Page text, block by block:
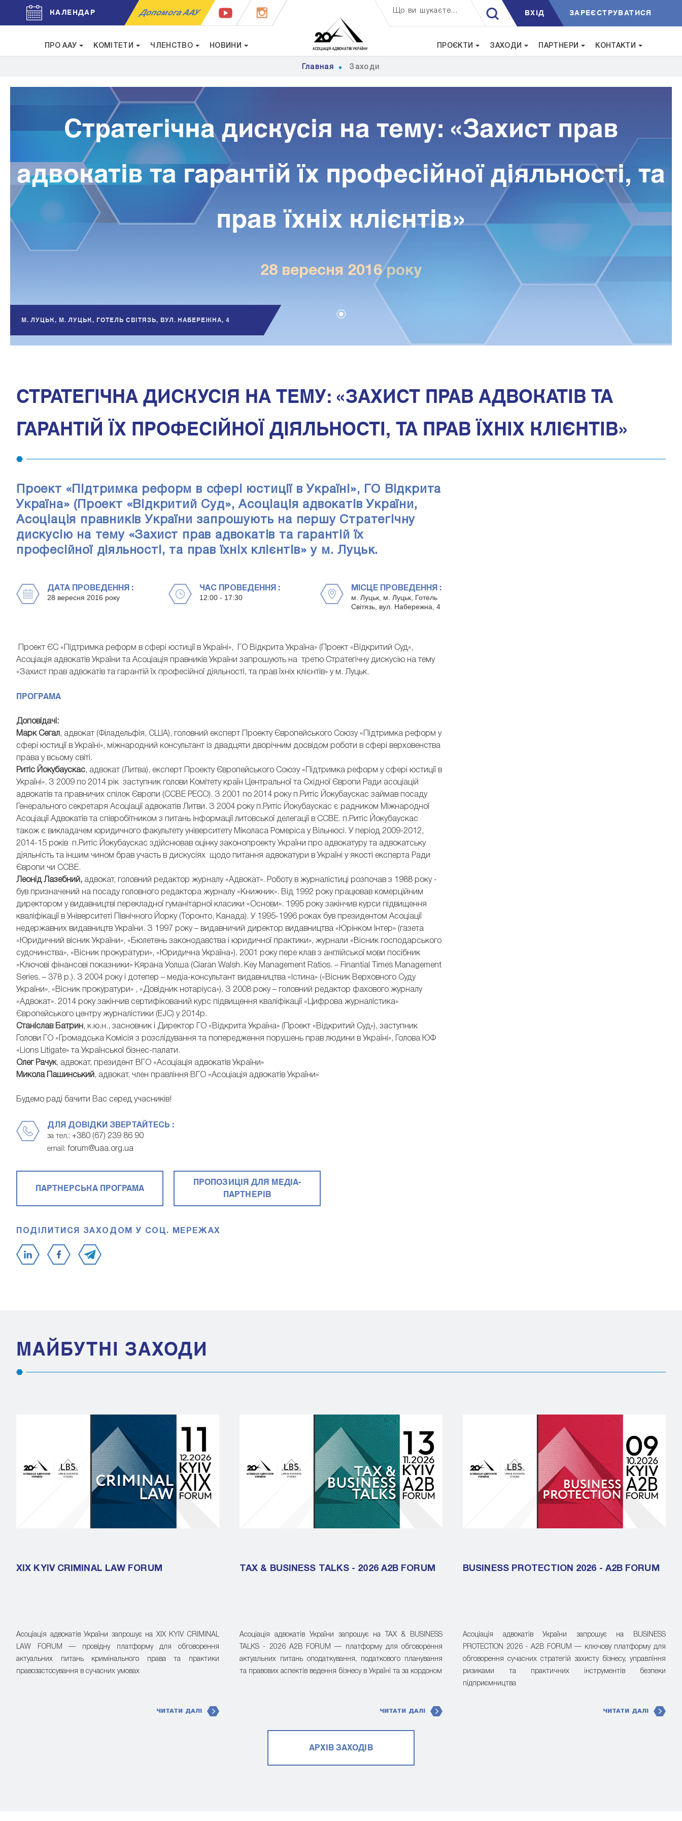
КАЛЕНДАР Допомога ААУ Що ви шукаєте... ВXIД ЗАРЕЄСТРУВАТИСЯ
ПРО ААУ КОМІТЕТИ ЧЛЕНСТВО НОВИНИ ПРОЄКТИ ЗАХОДИ ПАРТНЕРИ КОНТАКТИ
Главная Заходи
Стратегічна дискусія на тему: «Захист прав
адвокатів та гарантій їх професійної діяльності, та
прав їхніх клієнтів»
28 вересня 2016 року
М. ЛУЦЬК, М. ЛУЦЬК, ГОТЕЛЬ СВІТЯЗЬ, ВУЛ. НАБЕРЕЖНА, 4
СТРАТЕГІЧНА ДИСКУСІЯ НА ТЕМУ: «ЗАХИСТ ПРАВ АДВОКАТІВ ТА
ГАРАНТІЙ ЇХ ПРОФЕСІЙНОЇ ДІЯЛЬНОСТІ, ТА ПРАВ ЇХНІХ КЛІЄНТІВ»
Проект «Підтримка реформ в сфері юстиції в Україні», ГО Відкрита
Україна» (Проект «Відкритий Суд», Асоціація адвокатів України,
Асоціація правників України запрошують на першу Стратегічну
дискусію на тему «Захист прав адвокатів та гарантій їх
професійної діяльності, та прав їхніх клієнтів» у м. Луцьк.
ДАТА ПРОВЕДЕННЯ :
28 вересня 2016 року
ЧАС ПРОВЕДЕННЯ :
12:00 - 17:30
МІСЦЕ ПРОВЕДЕННЯ :
м. Луцьк, м. Луцьк, Готель
Світязь, вул. Набережна, 4
Проект ЄС «Підтримка реформ в сфері юстиції в Україні», ГО Відкрита Україна» (Проект «Відкритий Суд»,
Асоціація адвокатів України та Асоціація правників України запрошують на третю Стратегічну дискусію на тему
«Захист прав адвокатів та гарантій їх професійної діяльності, та прав їхніх клієнтів» у м. Луцьк.
ПРОГРАМА
Доповідачі:
Марк Сегал , адвокат (Філадельфія, США), головний експерт Проекту Європейського Союзу «Підтримка реформ у
сфері юстиції в Україні», міжнародний консультант із двадцяти дворічним досвідом роботи в сфері верховенства
права у всьому світі.
Ритіс Йокубаускас, адвокат (Литва), експерт Проекту Європейського Союзу «Підтримка реформ у сфері юстиції в
Україні». З 2009 по 2014 рік заступник голови Комітету країн Центральної та Східної Європи Ради асоціацій
адвокатів та правничих спілок Європи (CCBE PECO). З 2001 по 2014 року п.Ритіс Йокубаускас займав посаду
Генерального секретаря Асоціації адвокатів Литви. З 2004 року п.Ритіс Йокубаускас є радником Міжнародної
Асоціації Адвокатів та співробітником з питань інформації литовської делегації в CCBE. п.Ритіс Йокубаускас
також є викладачем юридичного факультету університету Міколаса Ромеріса у Вільнюсі. У період 2009-2012,
2014-15 років п.Ритіс Йокубаускас здійснював оцінку законопроекту України про адвокатуру та адвокатську
діяльність та іншим чином брав участь в дискусіях щодо питання адвокатури в Україні у якості експерта Ради
Європи чи CCBE.
Леонід Лазебний, адвокат, головний редактор журналу «Адвокат». Роботу в журналістиці розпочав з 1988 року -
був призначений на посаду головного редактора журналу «Книжник». Від 1992 року працював комерційним
директором у видавництві перекладної гуманітарної класики «Основи». 1995 року закінчив курси підвищення
кваліфікації в Університеті Північного Йорку (Торонто, Канада). У 1995-1996 роках був президентом Асоціації
недержавних видавництв України. З 1997 року – видавничий директор видавництва «Юрінком Інтер» (газета
«Юридичний вісник України», «Бюлетень законодавства і юридичної практики», журнали «Вісник господарського
судочинства», «Вісник прокуратури», «Юридична Україна»). 2001 року пере клав з англійської мови посібник
«Ключові фінансові показники» Кярана Уолша (Ciaran Walsh. Key Management Ratios. – Finantial Times Management
Series. – 378 p.). З 2004 року і дотепер – медіа-консультант видавництва «Істина» («Вісник Верховного Суду
України», «Вісник прокуратури» , «Довідник нотаріуса»). З 2008 року – головний редактор фахового журналу
«Адвокат». 2014 року закінчив сертифікований курс підвищення кваліфікації «Цифрова журналістика»
Європейського центру журналістики (EJC) у 2014р.
Станіслав Батрин , к.ю.н., засновник і Директор ГО «Відкрита Україна» (Проект «Відкритий Суд»), заступник
Голови ГО «Громадська Комісія з розслідування та попередження порушень прав людини в Україні», Голова ЮФ
«Lions Litigate» та Української бізнес-палати.
Олег Рачук, адвокат, президент ВГО «Асоціація адвокатів України»
Микола Пашинський , адвокат, член правління ВГО «Асоціація адвокатів України»
Будемо раді бачити Вас серед учасників!
ДЛЯ ДОВІДКИ ЗВЕРТАЙТЕСЬ :
за тел.: +380 (67) 239 86 90
email: forum@uaa.org.ua
ПАРТНЕРСЬКА ПРОГРАМА
ПРОПОЗИЦІЯ ДЛЯ МЕДІА-
ПАРТНЕРІВ
ПОДІЛИТИСЯ ЗАХОДОМ У СОЦ. МЕРЕЖАХ
МАЙБУТНІ ЗАХОДИ
XIX KYIV CRIMINAL LAW FORUM
Асоціація адвокатів України запрошує на XIX KYIV CRIMINAL
LAW FORUM — провідну платформу для обговорення
актуальних питань кримінального права та практики
правозастосування в сучасних умовах
ЧИТАТИ ДАЛІ
TAX & BUSINESS TALKS - 2026 A2B FORUM
Асоціація адвокатів України запрошує на TAX & BUSINESS
TALKS - 2026 A2B FORUM — платформу для обговорення
актуальних питань оподаткування, податкового планування
та правових аспектів ведення бізнесу в Україні та за кордоном
ЧИТАТИ ДАЛІ
BUSINESS PROTECTION 2026 - A2B FORUM
Асоціація адвокатів України запрошує на BUSINESS
PROTECTION 2026 - A2B FORUM — ключову платформу для
обговорення сучасних стратегій захисту бізнесу, управління
ризиками та практичних інструментів безпеки
підприємництва
ЧИТАТИ ДАЛІ
АРХІВ ЗАХОДІВ